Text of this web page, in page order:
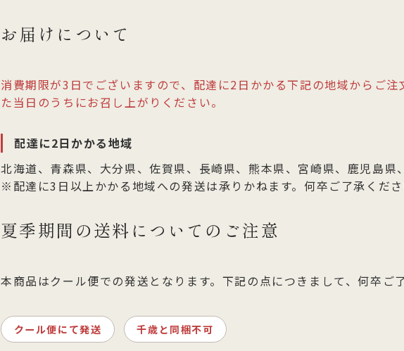
お届けについて
消費期限が3日でございますので、配達に2日かかる下記の地域からご
た当日のうちにお召し上がりください。
配達に2日かかる地域
北海道、青森県、大分県、佐賀県、長崎県、熊本県、宮崎県、鹿児島県
※配達に3日以上かかる地域への発送は承りかねます。何卒ご了承くださ
夏季期間の送料についてのご注意
本商品はクール便での発送となります。下記の点につきまして、何卒ご
クール便にて発送 千歳と同梱不可